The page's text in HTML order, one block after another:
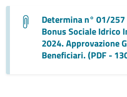
Determina n° 01/
Bonus Sociale Idrico
2024. Approvazione
Beneficiari. (PDF -